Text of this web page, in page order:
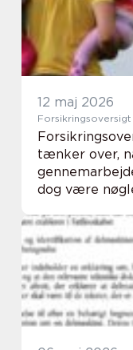
12 maj 2026
tænker over,
dog være
hvordan du er
man mål...